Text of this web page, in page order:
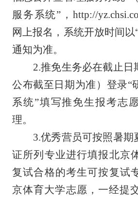
服务系统”，http://
网上报名，系统开放时间以
通知为准。
2.推免生务必在截止日
公布截至日期为准）登录“
系统”填写推免生报考志
理。
3.优秀营员可按照暑期
证所列专业进行填报北京
复试合格的考生可按复试
京体育大学志愿，一经提